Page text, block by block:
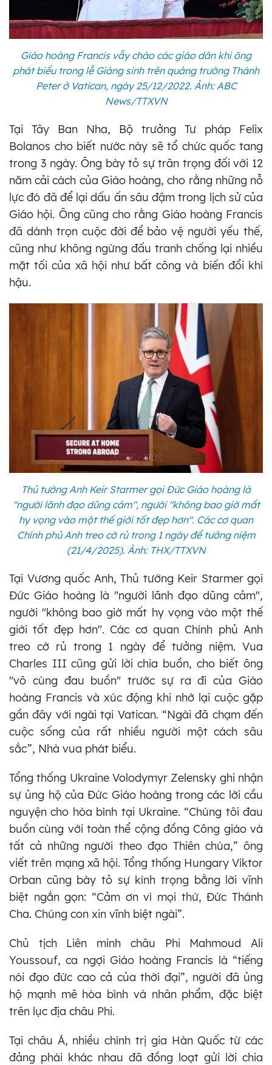
Giáo hoàng Francis vẫy chào các giáo dân khi ông
phát biểu trong lễ Giáng sinh trên quảng trường Thánh
Peter ở Vatican, ngày 25/12/2022. Ảnh: ABC
News/TTXVN
Tại Tây Ban Nha, Bộ trưởng Tư pháp Felix
Bolanos cho biết nước này sẽ tổ chức quốc tang
trong 3 ngày. Ông bày tỏ sự trân trọng đối với 12
năm cải cách của Giáo hoàng, cho rằng những nỗ
lực đó đã để lại dấu ấn sâu đậm trong lịch sử của
Giáo hội. Ông cũng cho rằng Giáo hoàng Francis
đã dành trọn cuộc đời để bảo vệ người yếu thế,
cũng như không ngừng đấu tranh chống lại nhiều
mặt tối của xã hội như bất công và biến đổi khí
hậu.
Thủ tướng Anh Keir Starmer gọi Đức Giáo hoàng là
"người lãnh đạo dũng cảm", người "không bao giờ mất
hy vọng vào một thế giới tốt đẹp hơn". Các cơ quan
Chính phủ Anh treo cờ rủ trong 1 ngày để tưởng niệm
(21/4/2025). Ảnh: THX/TTXVN
Tại Vương quốc Anh, Thủ tướng Keir Starmer gọi
Đức Giáo hoàng là "người lãnh đạo dũng cảm",
người "không bao giờ mất hy vọng vào một thế
giới tốt đẹp hơn". Các cơ quan Chính phủ Anh
treo cờ rủ trong 1 ngày để tưởng niệm. Vua
Charles III cũng gửi lời chia buồn, cho biết ông
"vô cùng đau buồn" trước sự ra đi của Giáo
hoàng Francis và xúc động khi nhớ lại cuộc gặp
gần đây với ngài tại Vatican. “Ngài đã chạm đến
cuộc sống của rất nhiều người một cách sâu
sắc”, Nhà vua phát biểu.
Tổng thống Ukraine Volodymyr Zelensky ghi nhận
sự ủng hộ của Đức Giáo hoàng trong các lời cầu
nguyện cho hòa bình tại Ukraine. “Chúng tôi đau
buồn cùng với toàn thể cộng đồng Công giáo và
tất cả những người theo đạo Thiên chúa,” ông
viết trên mạng xã hội. Tổng thống Hungary Viktor
Orban cũng bày tỏ sự kính trọng bằng lời vĩnh
biệt ngắn gọn: “Cảm ơn vì mọi thứ, Đức Thánh
Cha. Chúng con xin vĩnh biệt ngài”.
Chủ tịch Liên minh châu Phi Mahmoud Ali
Youssouf, ca ngợi Giáo hoàng Francis là “tiếng
nói đạo đức cao cả của thời đại”, người đã ủng
hộ mạnh mẽ hòa bình và nhân phẩm, đặc biệt
trên lục địa châu Phi.
Tại châu Á, nhiều chính trị gia Hàn Quốc từ các
đảng phái khác nhau đã đồng loạt gửi lời chia